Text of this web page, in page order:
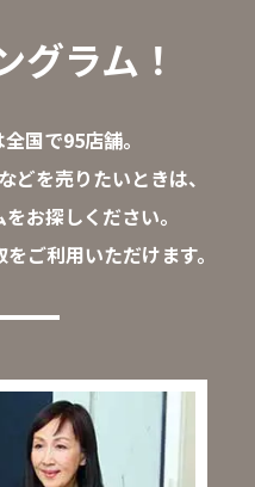
グラム！
国で95店舗。
どを売りたいときは、
お探しください。
ご利用いただけます。